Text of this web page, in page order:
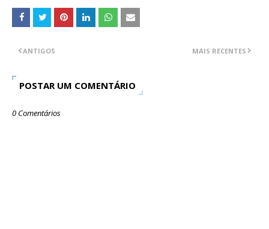
MAIS RECENTES
ANTIGOS
POSTAR UM COMENTÁRIO
0 Comentários